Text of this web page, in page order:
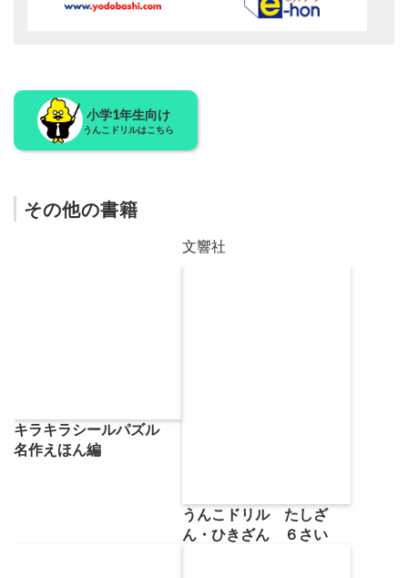
小学1年生向け
うんこドリルはこちら
その他の書籍
文響社
キラキラシールパズル
名作えほん編
うんこドリル たしざ
ん・ひきざん ６さい